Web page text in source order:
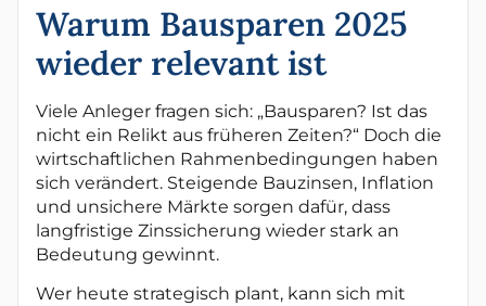
Warum Bausparen 2025
wieder relevant ist
Viele Anleger fragen sich: „Bausparen? Ist das
nicht ein Relikt aus früheren Zeiten?“ Doch die
wirtschaftlichen Rahmenbedingungen haben
sich verändert. Steigende Bauzinsen, Inflation
und unsichere Märkte sorgen dafür, dass
langfristige Zinssicherung wieder stark an
Bedeutung gewinnt.
Wer heute strategisch plant, kann sich mit